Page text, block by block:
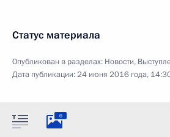
Статус материала
Опубликован в разделах: Новости,
Дата публикации:24 июня 2016 года,
6